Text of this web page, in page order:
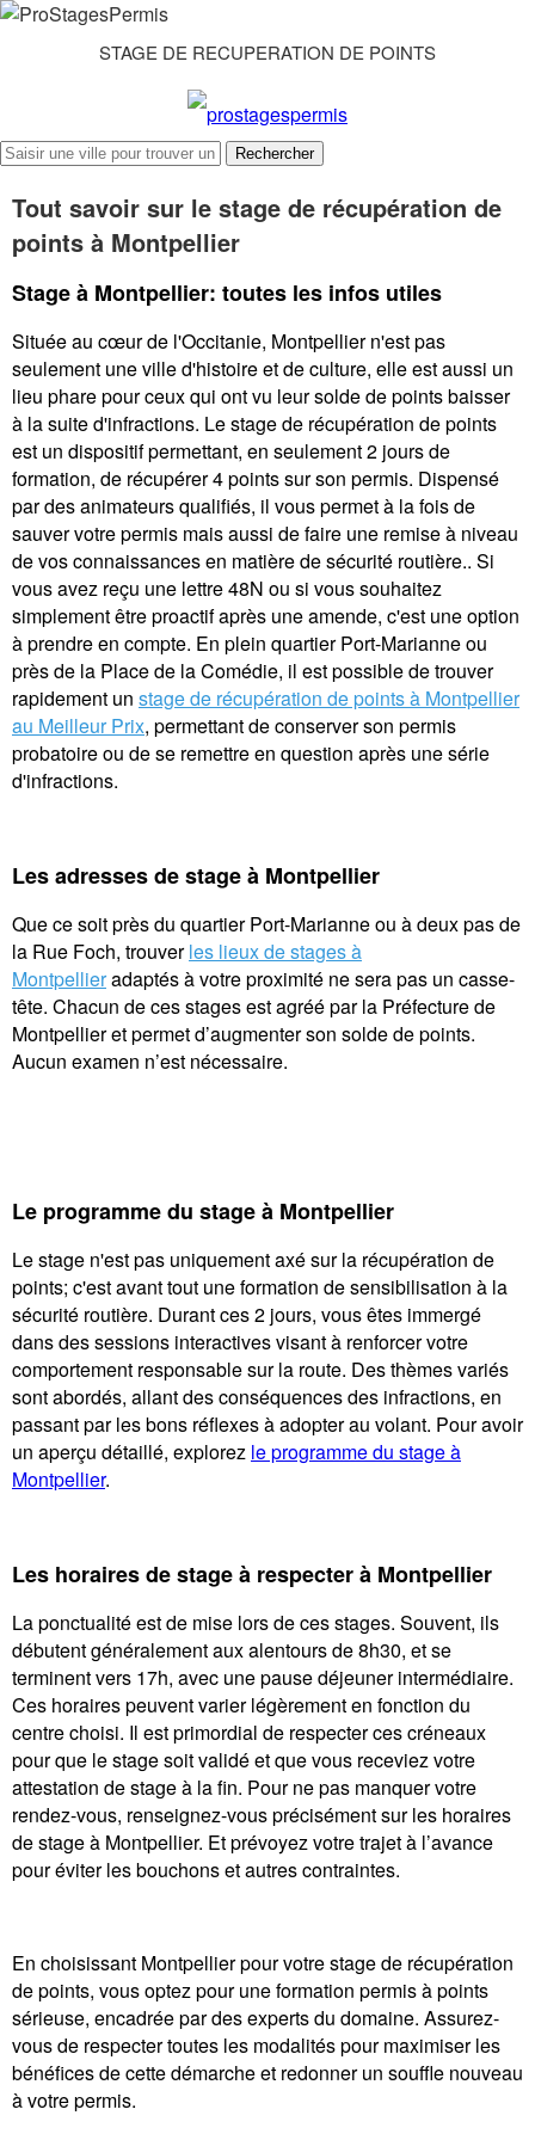
STAGE DE RECUPERATION DE POINTS
Rechercher
Tout savoir sur le stage de récupération de
points à Montpellier
Stage à Montpellier: toutes les infos utiles
Située au cœur de l'Occitanie, Montpellier n'est pas
seulement une ville d'histoire et de culture, elle est aussi un
lieu phare pour ceux qui ont vu leur solde de points baisser
à la suite d'infractions. Le stage de récupération de points
est un dispositif permettant, en seulement 2 jours de
formation, de récupérer 4 points sur son permis. Dispensé
par des animateurs qualifiés, il vous permet à la fois de
sauver votre permis mais aussi de faire une remise à niveau
de vos connaissances en matière de sécurité routière.. Si
vous avez reçu une lettre 48N ou si vous souhaitez
simplement être proactif après une amende, c'est une option
à prendre en compte. En plein quartier Port-Marianne ou
près de la Place de la Comédie, il est possible de trouver
rapidement un stage de récupération de points à Montpellier
au Meilleur Prix, permettant de conserver son permis
probatoire ou de se remettre en question après une série
d'infractions.
Les adresses de stage à Montpellier
Que ce soit près du quartier Port-Marianne ou à deux pas de
la Rue Foch, trouver les lieux de stages à
Montpellieradaptés à votre proximité ne sera pas un casse-
tête. Chacun de ces stages est agréé par la Préfecture de
Montpellier et permet d’augmenter son solde de points.
Aucun examen n’est nécessaire.
Le programme du stage à Montpellier
Le stage n'est pas uniquement axé sur la récupération de
points; c'est avant tout une formation de sensibilisation à la
sécurité routière. Durant ces 2 jours, vous êtes immergé
dans des sessions interactives visant à renforcer votre
comportement responsable sur la route. Des thèmes variés
sont abordés, allant des conséquences des infractions, en
passant par les bons réflexes à adopter au volant. Pour avoir
un aperçu détaillé, explorez le programme du stage à
Montpellier.
Les horaires de stage à respecter à Montpellier
La ponctualité est de mise lors de ces stages. Souvent, ils
débutent généralement aux alentours de 8h30, et se
terminent vers 17h, avec une pause déjeuner intermédiaire.
Ces horaires peuvent varier légèrement en fonction du
centre choisi. Il est primordial de respecter ces créneaux
pour que le stage soit validé et que vous receviez votre
attestation de stage à la fin. Pour ne pas manquer votre
rendez-vous, renseignez-vous précisément sur les horaires
de stage à Montpellier. Et prévoyez votre trajet à l’avance
pour éviter les bouchons et autres contraintes.
En choisissant Montpellier pour votre stage de récupération
de points, vous optez pour une formation permis à points
sérieuse, encadrée par des experts du domaine. Assurez-
vous de respecter toutes les modalités pour maximiser les
bénéfices de cette démarche et redonner un souffle nouveau
à votre permis.